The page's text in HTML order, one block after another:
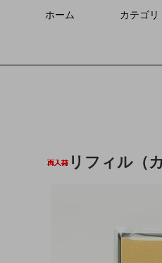
ホーム カテゴリ
リフィル（